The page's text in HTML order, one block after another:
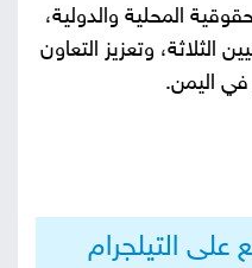
المحلية والدولية،
الثلاثة، وتعزيز التعاون
اليمن.
على التيلجرام